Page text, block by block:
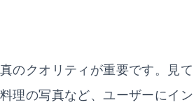
のクオリティが重要です。見て
理の写真など、ユーザーにイン